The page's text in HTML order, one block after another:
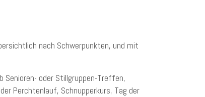
nach Schwerpunkten, und mit
Senioren- oder Stillgruppen-Treffen,
Perchtenlauf, Schnupperkurs, Tag der